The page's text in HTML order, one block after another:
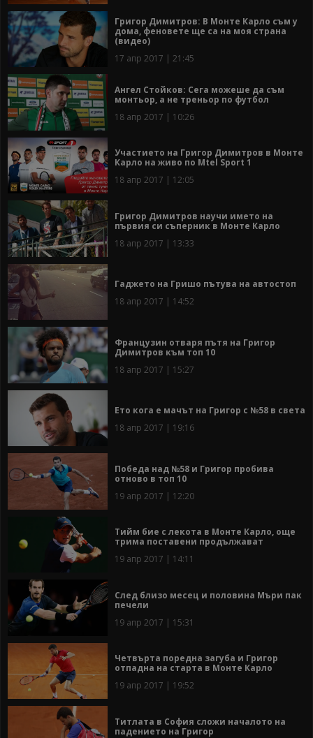
Григор Димитров: В Монте Карло съм у
дома, феновете ще са на моя страна
(видео)
17 апр 2017 | 21:45
Ангел Стойков: Сега можеше да съм
монтьор, а не треньор по футбол
18 апр 2017 | 10:26
Участието на Григор Димитров в Монте
Карло на живо по Mtel Sport 1
18 апр 2017 | 12:05
Григор Димитров научи името на
първия си съперник в Монте Карло
18 апр 2017 | 13:33
Гаджето на Гришо пътува на автостоп
18 апр 2017 | 14:52
Французин отваря пътя на Григор
Димитров към топ 10
18 апр 2017 | 15:27
Ето кога е мачът на Григор с №58 в света
18 апр 2017 | 19:16
Победа над №58 и Григор пробива
отново в топ 10
19 апр 2017 | 12:20
Тийм бие с лекота в Монте Карло, още
трима поставени продължават
19 апр 2017 | 14:11
След близо месец и половина Мъри пак
печели
19 апр 2017 | 15:31
Четвърта поредна загуба и Григор
отпадна на старта в Монте Карло
19 апр 2017 | 19:52
Титлата в София сложи началото на
падението на Григор